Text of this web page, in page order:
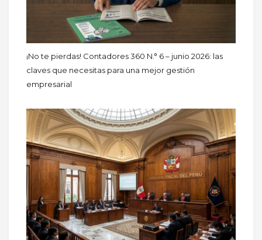
¡No te pierdas! Contadores 360 N.° 6 – junio 2026: las
claves que necesitas para una mejor gestión
empresarial